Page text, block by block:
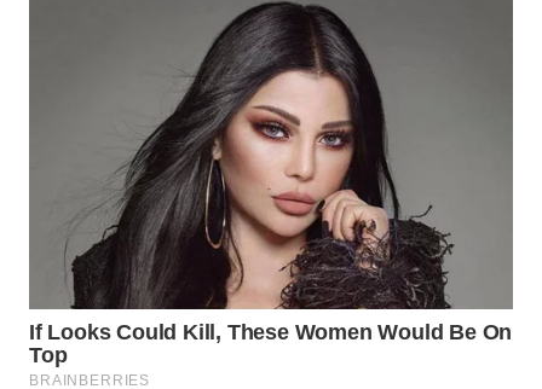
BOROBUDUR
WN
MADURA
SURABAYA